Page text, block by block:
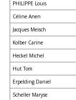
PHILIPPE Louis
Céline Anen
Jacques Meisch
Kolber Carine
Heckel Michel
Hut Tom
Erpelding Daniel
Scheller Maryse